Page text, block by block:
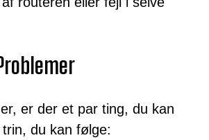
er der et par ting, du kan
du kan følge: